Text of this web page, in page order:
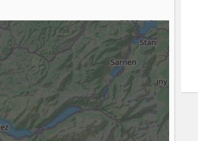
Türkei Georgien
Vereinigte Arabische Emirate
Salomon K2
Scott Black Diamond